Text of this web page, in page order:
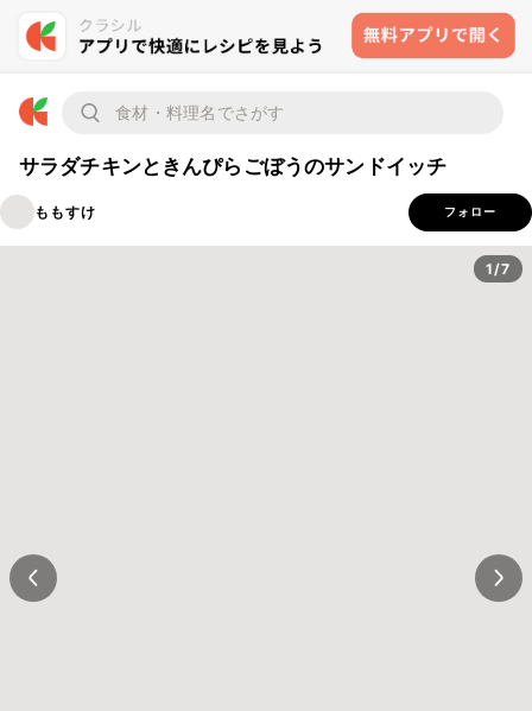
サラダチキンときんぴらごぼうのサンドイッチ
ももすけ フォロー
1/7